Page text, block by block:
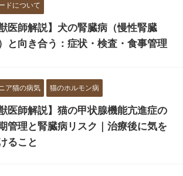
ドについて
獣医師解説】犬の腎臓病（慢性腎臓
と向き合う：症状・検査・食事管理
ア猫の病気 猫のホルモン病
獣医師解説】猫の甲状腺機能亢進症の
管理と腎臓病リスク｜治療後に気を
ること